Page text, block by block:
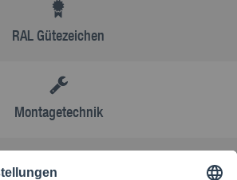
RAL Gütezeichen
Montagetechnik